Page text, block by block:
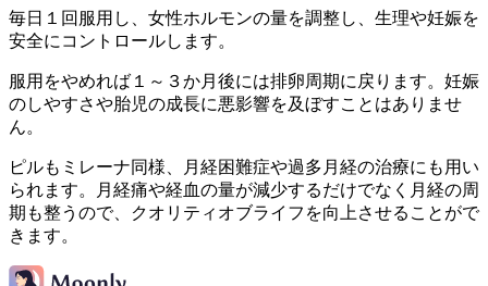
毎日１回服用し、女性ホルモンの量を調整し、生理や妊娠を
安全にコントロールします。
服用をやめれば１～３か月後には排卵周期に戻ります。妊娠
のしやすさや胎児の成長に悪影響を及ぼすことはありませ
ん。
ピルもミレーナ同様、月経困難症や過多月経の治療にも用い
られます。月経痛や経血の量が減少するだけでなく月経の周
期も整うので、クオリティオブライフを向上させることがで
きます。